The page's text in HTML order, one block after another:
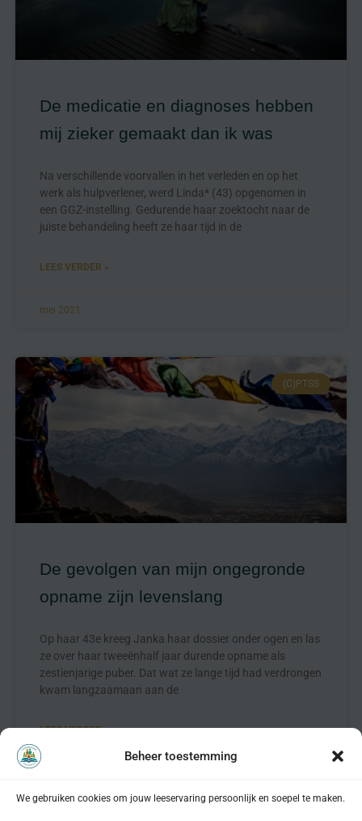
Beheer toestemming
We gebruiken cookies om jouw leeservaring persoonlijk en soepel te maken.
De medicatie en diagnoses hebben
mij zieker gemaakt dan ik was
Na verschillende voorvallen in het verleden en op het
werk als hulpverlener, werd Linda* (43) opgenomen in
een GGZ-instelling. Gedurende haar zoektocht naar de
juiste behandeling heeft ze haar tijd in de
LEES VERDER »
mei 2021
(C)PTSS
De gevolgen van mijn ongegronde
opname zijn levenslang
Op haar 43e kreeg Janka haar dossier onder ogen en las
ze over haar tweeënhalf jaar durende opname als
zestienjarige puber. Dat wat ze lange tijd had verdrongen
kwam langzaamaan aan de
LEES VERDER »